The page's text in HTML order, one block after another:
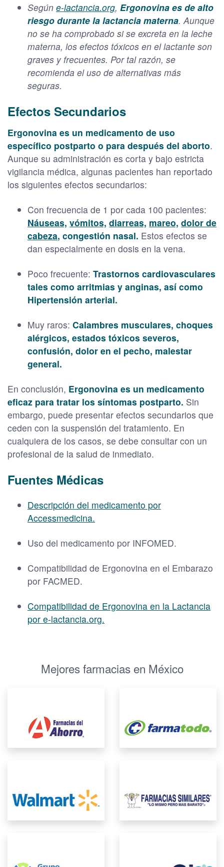
Según e-lactancia.org, Ergonovina es de alto
riesgo durante la lactancia materna. Aunque
no se ha comprobado si se excreta en la leche
materna, los efectos tóxicos en el lactante son
graves y frecuentes. Por tal razón, se
recomienda el uso de alternativas más
seguras.
Efectos Secundarios
Ergonovina es un medicamento de uso
específico postparto o para después del aborto.
Aunque su administración es corta y bajo estricta
vigilancia médica, algunas pacientes han reportado
los siguientes efectos secundarios:
Con frecuencia de 1 por cada 100 pacientes:
Náuseas, vómitos, diarreas, mareo, dolor de
cabeza, congestión nasal. Estos efectos se
dan especialmente en dosis en la vena.
Poco frecuente: Trastornos cardiovasculares
tales como arritmias y anginas, así como
Hipertensión arterial.
Muy raros: Calambres musculares, choques
alérgicos, estados tóxicos severos,
confusión, dolor en el pecho, malestar
general.
En conclusión, Ergonovina es un medicamento
eficaz para tratar los síntomas postparto. Sin
embargo, puede presentar efectos secundarios que
ceden con la suspensión del tratamiento. En
cualquiera de los casos, se debe consultar con un
profesional de la salud de inmediato.
Fuentes Médicas
Descripción del medicamento por
Accessmedicina.
Uso del medicamento por INFOMED.
Compatibilidad de Ergonovina en el Embarazo
por FACMED.
Compatibilidad de Ergonovina en la Lactancia
por e-lactancia.org.
Mejores farmacias en México